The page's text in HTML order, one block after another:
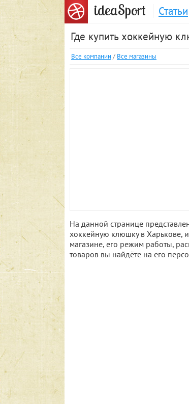
ideaSport Статьи
Где купить хоккейную
Все компании / Все магазины
На данной странице
хоккейную клюшку в
магазине, его режим работы,
товаров вы найдёте на его